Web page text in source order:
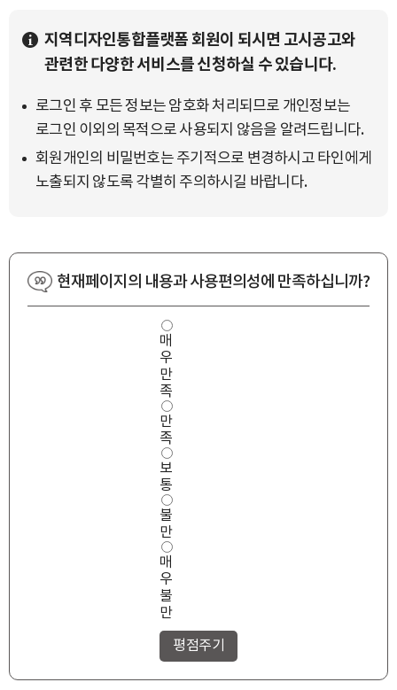
지역디자인통합플랫폼 회원이 되시면 고시공고와
관련한 다양한 서비스를 신청하실 수 있습니다.
로그인 후 모든 정보는 암호화 처리되므로 개인정보는
로그인 이외의 목적으로 사용되지 않음을 알려드립니다.
회원개인의 비밀번호는 주기적으로 변경하시고 타인에게
노출되지 않도록 각별히 주의하시길 바랍니다.
현재페이지의 내용과 사용편의성에 만족하십니까?
사
용
편
의
성
만
족
도
매
우
만
족
만
족
보
통
불
만
매
우
불
만